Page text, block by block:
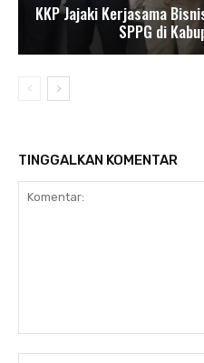
KKP Jajaki Kerjasama
SPPG di
TINGGALKAN KOMENTAR